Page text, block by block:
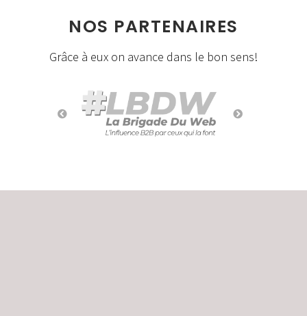
NOS PARTENAIRES
Grâce à eux on avance dans le bon sens!